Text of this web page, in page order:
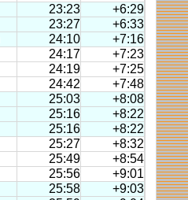
23:23
+6:29
23:27
+6:33
24:10
+7:16
24:17
+7:23
24:19
+7:25
24:42
+7:48
25:03
+8:08
25:16
+8:22
25:16
+8:22
25:27
+8:32
25:49
+8:54
25:56
+9:01
25:58
+9:03